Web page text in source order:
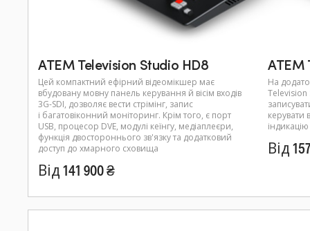
ATEM Television Studio HD8
Цей компактний ефірний відеомікшер має
вбудовану мовну панель керування й вісім входів
3G-SDI, дозволяє вести стрімінг, запис
і багатовіконний моніторинг. Крім того, є порт
USB, процесор DVE, модулі кеїнгу, медіаплеєри,
функція двостороннього зв'язку та додатковий
доступ до хмарного сховища
Від 141 900 ₴
ATEM
На
Television
керувати
Від